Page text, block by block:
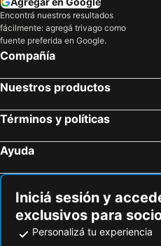
Encontrá nuestros resultados
fácilmente: agregá trivago como
fuente preferida en Google.
Compañía
Nuestros productos
Términos y políticas
Ayuda
Iniciá sesión y
exclusivos para
Personalizá tu experiencia